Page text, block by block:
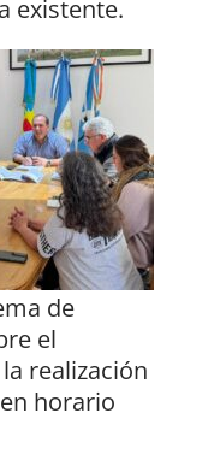
existente.
de
el
realización
horario